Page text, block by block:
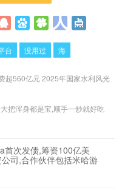
台 没用过 海
超560亿元 2025年国家水利风光
把浑身都是宝,顺手一炒就好吃
首次发债,筹资100亿美
司,合作伙伴包括米哈游